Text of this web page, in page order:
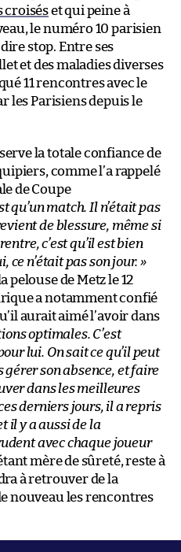
croiséset qui peine à
le numéro 10 parisien
stop. Entre ses
et des maladies diverses
11 rencontres avec le
les Parisiens depuis le
la totale confiance de
comme l’a rappelé
de Coupe
qu’un match. Il n’était pas
de blessure, même si
c’est qu’il est bien
ce n’était pas son jour. »
pelouse de Metz le 12
a notamment confié
aurait aimé l’avoir dans
optimales. C’est
lui. On sait ce qu’il peut
son absence, et faire
dans les meilleures
derniers jours, il a repris
il y a aussi de la
avec chaque joueur
mère de sûreté, reste à
à retrouver de la
nouveau les rencontres